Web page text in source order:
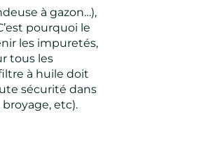
à gazon…),
pourquoi le
les impuretés,
tous les
à huile doit
sécurité dans
etc).